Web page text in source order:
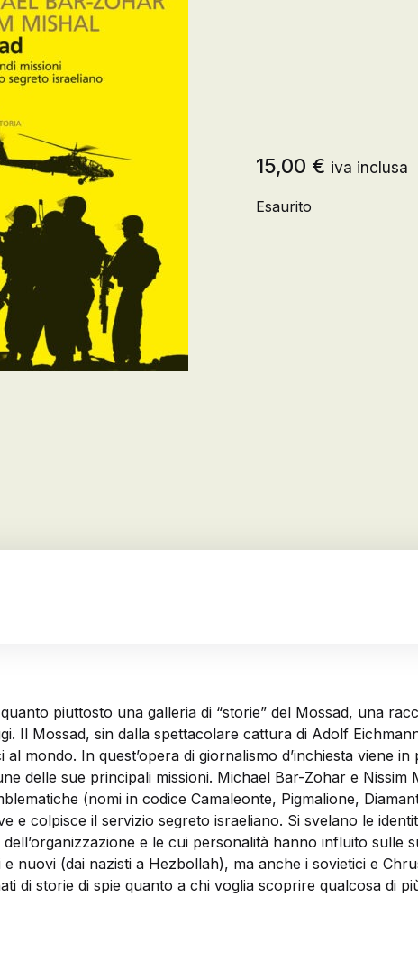
15,00 € iva inclusa
Esaurito
piuttosto una galleria di “storie” del Mossad, una
Il Mossad, sin dalla spettacolare cattura di Adolf
mondo. In quest’opera di giornalismo d’inchiesta viene
delle sue principali missioni. Michael Bar-Zohar e Nissim
(nomi in codice Camaleonte, Pigmalione,
colpisce il servizio segreto israeliano. Si svelano le
e le cui personalità hanno influito sulle
nuovi (dai nazisti a Hezbollah), ma anche i sovietici e
di storie di spie quanto a chi voglia scoprire qualcosa di